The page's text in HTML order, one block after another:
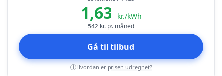
1,63 kr./kWh
542 kr. pr. måned
Gå til tilbud
i Hvordan er prisen udregnet?